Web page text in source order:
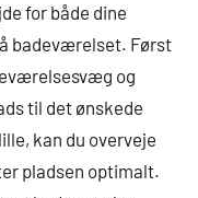
for både dine
badeværelset. Først
og
til det ønskede
kan du overveje
pladsen optimalt.